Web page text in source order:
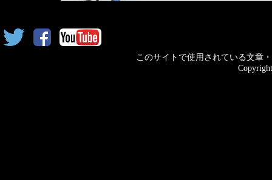
このサイトで使用されている文章